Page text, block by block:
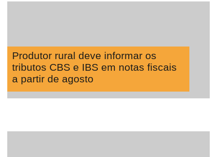
Produtor rural deve informar os
tributos CBS e IBS em notas fiscais
a partir de agosto